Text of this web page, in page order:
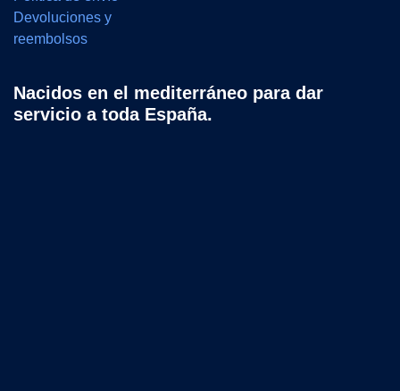
Devoluciones y
reembolsos
Nacidos en el mediterráneo para dar
servicio a toda España.